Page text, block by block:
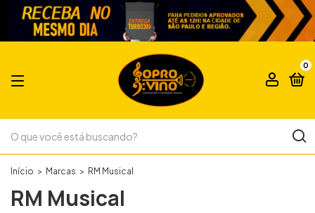
0
Início > Marcas > RM Musical
RM Musical